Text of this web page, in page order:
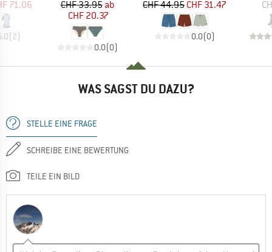
Preis
71.06
(2)
Preis
CHF 33.95reduzierter Preis
ab
CHF 20.37
0.0(0)
Preis
CHF 44.95reduzierter Preis
CHF 31.47
0.0(0)
WAS SAGST DU DAZU?
STELLE EINE FRAGE
SCHREIBE EINE BEWERTUNG
TEILE EIN BILD